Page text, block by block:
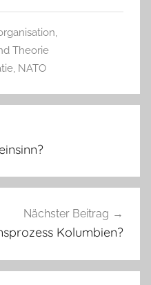
Theorie
, NATO
Nächster Beitrag
Kolumbien?